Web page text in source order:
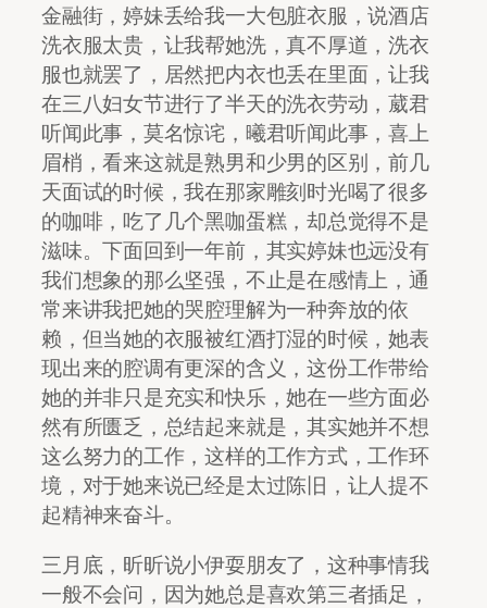
金融街，婷妹丢给我一大包脏衣服，说酒店
洗衣服太贵，让我帮她洗，真不厚道，洗衣
服也就罢了，居然把内衣也丢在里面，让我
在三八妇女节进行了半天的洗衣劳动，葳君
听闻此事，莫名惊诧，曦君听闻此事，喜上
眉梢，看来这就是熟男和少男的区别，前几
天面试的时候，我在那家雕刻时光喝了很多
的咖啡，吃了几个黑咖蛋糕，却总觉得不是
滋味。下面回到一年前，其实婷妹也远没有
我们想象的那么坚强，不止是在感情上，通
常来讲我把她的哭腔理解为一种奔放的依
赖，但当她的衣服被红酒打湿的时候，她表
现出来的腔调有更深的含义，这份工作带给
她的并非只是充实和快乐，她在一些方面必
然有所匮乏，总结起来就是，其实她并不想
这么努力的工作，这样的工作方式，工作环
境，对于她来说已经是太过陈旧，让人提不
起精神来奋斗。
三月底，昕昕说小伊耍朋友了，这种事情我
一般不会问，因为她总是喜欢第三者插足，